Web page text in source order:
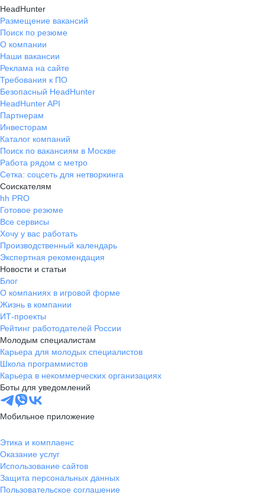
HeadHunter
Размещение вакансий
Поиск по резюме
О компании
Наши вакансии
Реклама на сайте
Требования к ПО
Безопасный HeadHunter
HeadHunter API
Партнерам
Инвесторам
Каталог компаний
Поиск по вакансиям в Москве
Работа рядом с метро
Сетка: соцсеть для нетворкинга
Соискателям
hh PRO
Готовое резюме
Все сервисы
Хочу у вас работать
Производственный календарь
Экспертная рекомендация
Новости и статьи
Блог
О компаниях в игровой форме
Жизнь в компании
ИТ-проекты
Рейтинг работодателей России
Молодым специалистам
Карьера для молодых специалистов
Школа программистов
Карьера в некоммерческих организациях
Боты для уведомлений
Мобильное приложение
Этика и комплаенс
Оказание услуг
Использование сайтов
Защита персональных данных
Пользовательское соглашение